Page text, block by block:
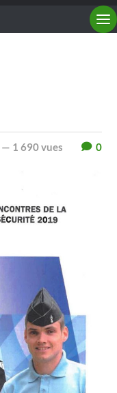
— 1 690 vues 0